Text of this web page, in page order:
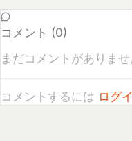
まだコメントがありません